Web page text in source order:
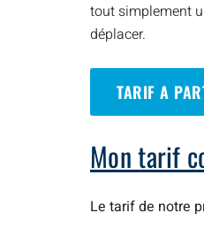
tout simplement
déplacer.
TARIF A
Mon tarif
Le tarif de notre